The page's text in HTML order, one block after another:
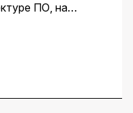
ПО, на
помогает
на всех этапах:
артефактов для